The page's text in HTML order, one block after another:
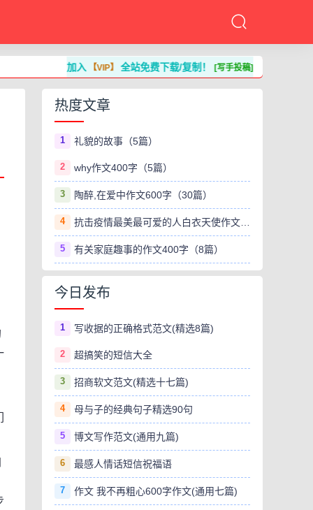
加入 【VIP】全站免费下载/复制！[写手投稿]
热度文章
1 礼貌的故事（5篇）
2 why作文400字（5篇）
3 陶醉,在爱中作文600字（30篇）
4 抗击疫情最美最可爱的人白衣天使作文800字（8篇）
5 有关家庭趣事的作文400字（8篇）
今日发布
1 写收据的正确格式范文(精选8篇)
2 超搞笑的短信大全
3 招商软文范文(精选十七篇)
4 母与子的经典句子精选90句
5 博文写作范文(通用九篇)
6 最感人情话短信祝福语
7 作文 我不再粗心600字作文(通用七篇)